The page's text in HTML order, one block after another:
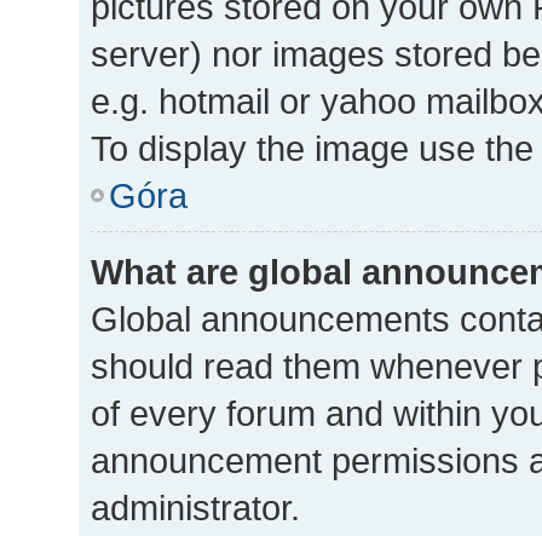
server) nor images stored
e.g. hotmail or yahoo
To display the image use
Góra
What are global
Global announcements
should read them whenever
of every forum and within
announcement permissions
administrator.